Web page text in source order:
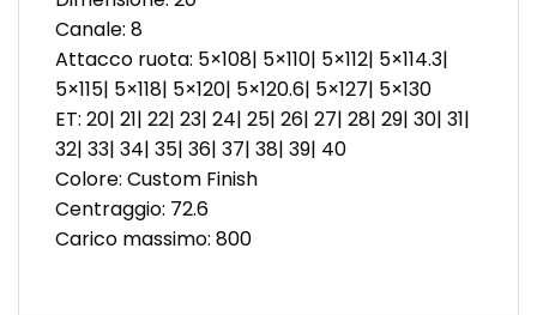
Canale: 8
Attacco ruota: 5×108| 5×110| 5×112| 5×114.3|
5×115| 5×118| 5×120| 5×120.6| 5×127| 5×130
ET: 20| 21| 22| 23| 24| 25| 26| 27| 28| 29| 30| 31|
32| 33| 34| 35| 36| 37| 38| 39| 40
Colore: Custom Finish
Centraggio: 72.6
Carico massimo: 800